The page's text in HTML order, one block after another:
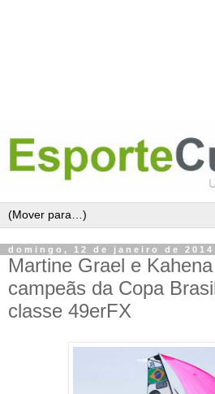
domingo, 12 de janeiro de 2014
Martine Grael e
campeãs da Copa
classe 49erFX